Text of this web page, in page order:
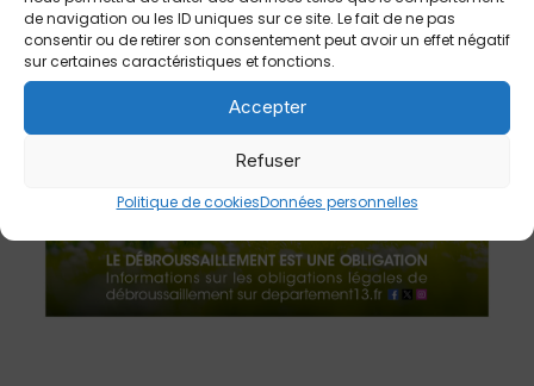
de navigation ou les ID uniques sur ce site. Le fait de ne pas
consentir ou de retirer son consentement peut avoir un effet négatif
sur certaines caractéristiques et fonctions.
Accepter
Refuser
Politique de cookiesDonnées personnelles